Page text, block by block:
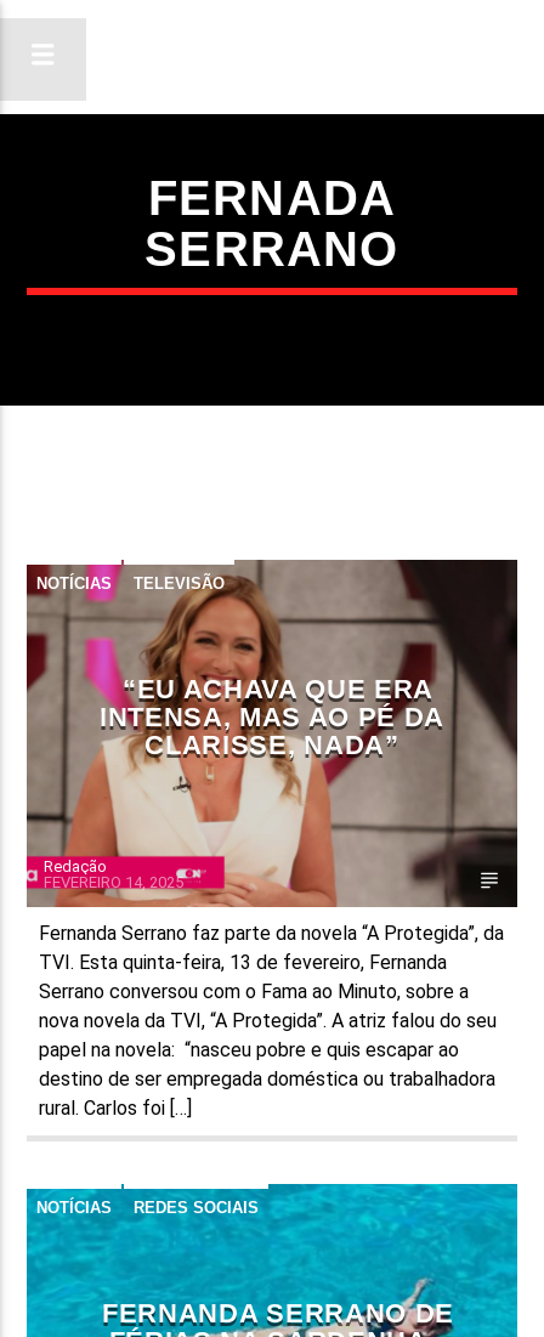
ON FM
LIGA-TE
FAIXA ATUAL
TÍTULO
ARTISTA
ON FM
FERNADA
SERRANO
NOTÍCIAS TELEVISÃO
“EU ACHAVA QUE ERA
INTENSA, MAS AO PÉ DA
CLARISSE, NADA”
Redação
FEVEREIRO 14, 2025
Fernanda Serrano faz parte da novela “A Protegida”, da
TVI. Esta quinta-feira, 13 de fevereiro, Fernanda
Serrano conversou com o Fama ao Minuto, sobre a
nova novela da TVI, “A Protegida”. A atriz falou do seu
papel na novela: “nasceu pobre e quis escapar ao
destino de ser empregada doméstica ou trabalhadora
rural. Carlos foi […]
NOTÍCIAS REDES SOCIAIS
FERNANDA SERRANO DE